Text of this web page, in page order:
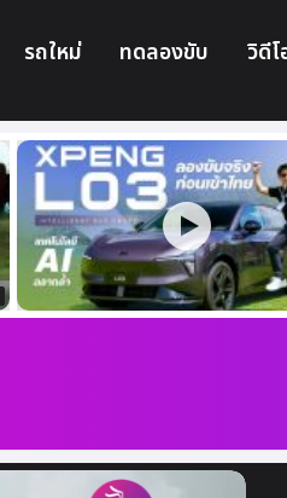
รถใหม่ ทดลองขับ วิดีโ